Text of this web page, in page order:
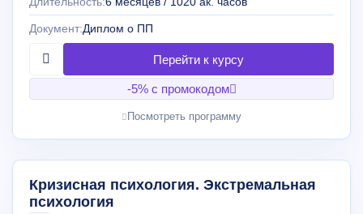
Документ:Диплом о ПП
-5% с промокодом
Посмотреть программу
Кризисная психология. Экстремальная
психология